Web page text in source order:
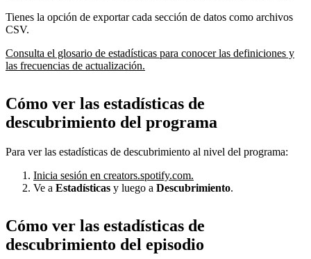
Tienes la opción de exportar cada sección de datos como archivos
CSV.
Consulta el glosario de estadísticas para conocer las definiciones y
las frecuencias de actualización.
Cómo ver las estadísticas de
descubrimiento del programa
Para ver las estadísticas de descubrimiento al nivel del programa:
Inicia sesión en creators.spotify.com.
Ve a Estadísticas y luego a Descubrimiento.
Cómo ver las estadísticas de
descubrimiento del episodio